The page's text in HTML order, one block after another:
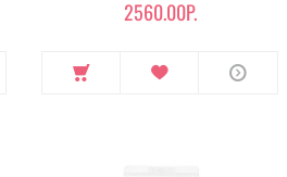
2560.00Р.